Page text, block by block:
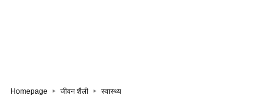
Homepage जीवन शैली स्वास्थ्य